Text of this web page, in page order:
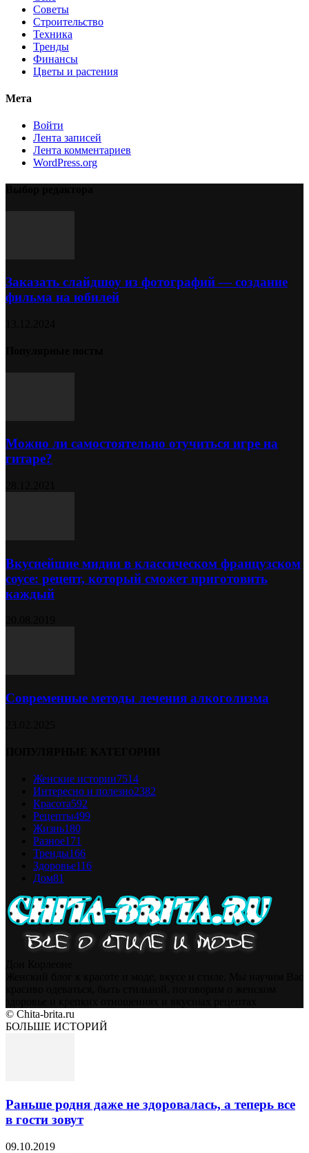
Советы
Строительство
Техника
Тренды
Финансы
Цветы и растения
Мета
Войти
Лента записей
Лента комментариев
WordPress.org
Заказать слайдшоу из фотографий — создание
фильма на юбилей
Можно ли самостоятельно отучиться игре на
гитаре?
Вкуснейшие мидии в классическом французском
соусе: рецепт, который сможет приготовить
каждый
Современные методы лечения алкоголизма
Женские истории7514
Интересно и полезно2382
Красота592
Рецепты499
Жизнь180
Разное171
Тренды166
Здоровье116
Дом81
© Chita-brita.ru
БОЛЬШЕ ИСТОРИЙ
Раньше родня даже не здоровалась, а теперь все
в гости зовут
09.10.2019